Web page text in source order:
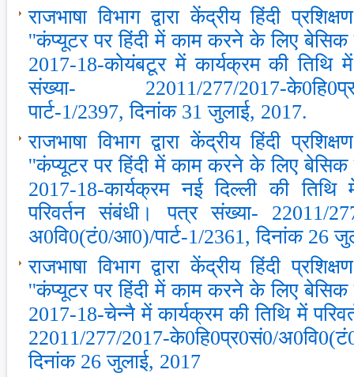
राजभाषा विभाग द्वारा केंद्रीय हिंदी
''कंप्‍यूटर पर हिंदी में काम करने के लिए बेसिक
2017-18-कोयंबटूर में कार्यक्रम की तिथि
संख्‍या- 22011/277/2017-
पार्ट-1/2397, दिनांक 31 जुलाई, 2017.
राजभाषा विभाग द्वारा केंद्रीय हिंदी
''कंप्‍यूटर पर हिंदी में काम करने के लिए बेसिक
2017-18-कार्यक्रम नई दिल्‍ली की
परिवर्तन संबंधी। पत्र संख्‍या- 22011/
अ0वि0(टं0/आ0)/पार्ट-1/2361, दिनांक 26
राजभाषा विभाग द्वारा केंद्रीय हिंदी
''कंप्‍यूटर पर हिंदी में काम करने के लिए बेसिक
2017-18-चेन्‍नै में कार्यक्रम की तिथि में
22011/277/2017-के0हि0प्र0सं0/
दिनांक 26 जुलाई, 2017